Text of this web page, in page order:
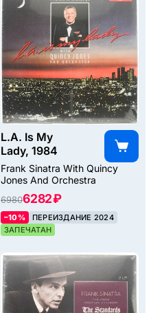
L.A. Is My
Lady, 1984
Frank Sinatra With Quincy
Jones And Orchestra
69806282 ₽
–10%
ПЕРЕИЗДАНИЕ 2024
ЗАПЕЧАТАН